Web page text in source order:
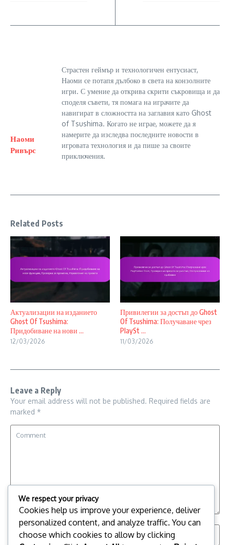
Наоми
Ривърс
Страстен геймър и технологичен ентусиаст,
Наоми се потапя дълбоко в света на конзолните
игри. С умение да открива скрити съкровища и да
споделя съвети, тя помага на играчите да
навигират в сложността на заглавия като Ghost
of Tsushima. Когато не играе, можете да я
намерите да изследва последните новости в
игровата технология и да пише за своите
приключения.
Related Posts
Актуализации на изданието
Ghost Of Tsushima:
Придобиване на нови ...
12/03/2026
Привилегии за достъп до Ghost
Of Tsushima: Получаване чрез
PlaySt ...
11/03/2026
Leave a Reply
Your email address will not be published. Required fields are
marked *
We respect your privacy
Cookies help us improve your experience, deliver
personalized content, and analyze traffic. You can
choose which cookies to allow by clicking